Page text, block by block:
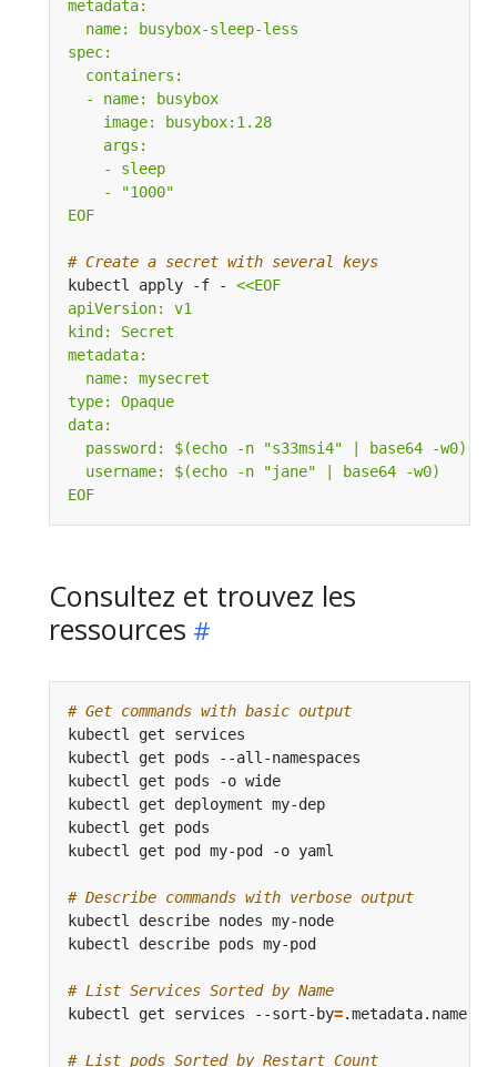
EOF
# Create a secret with several keys
kubectl apply -f -
EOF
Consultez et trouvez les
ressources
# Get commands with basic output
kubectl get services
kubectl get pods --all-namespaces
kubectl get pods -o wide
kubectl get deployment my-dep
kubectl get pods
kubectl get pod my-pod -o yaml
# Describe commands with verbose output
# List Services Sorted by Name
kubectl get services --sort-by=
# List pods Sorted by Restart Count